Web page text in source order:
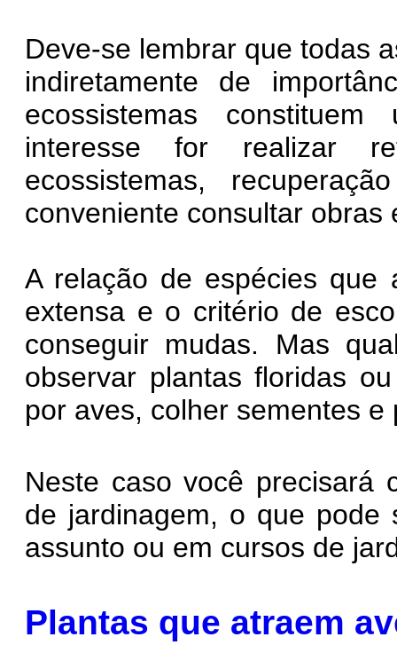
Deve-se lembrar que todas
indiretamente de
ecossistemas
interesse for realizar
ecossistemas,
conveniente consultar
A relação de espécies que
extensa e o critério de
conseguir mudas. Mas
observar plantas floridas
por aves, colher sementes e
Neste caso você precisará
de jardinagem, o que pode
assunto ou em cursos de
Plantas que atraem